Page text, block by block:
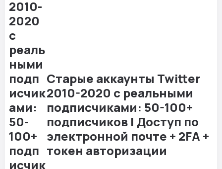
Старые аккаунты Twitter
2010-2020 с реальными
подписчиками: 50-100+
подписчиков | Доступ по
электронной почте + 2FA +
токен авторизации